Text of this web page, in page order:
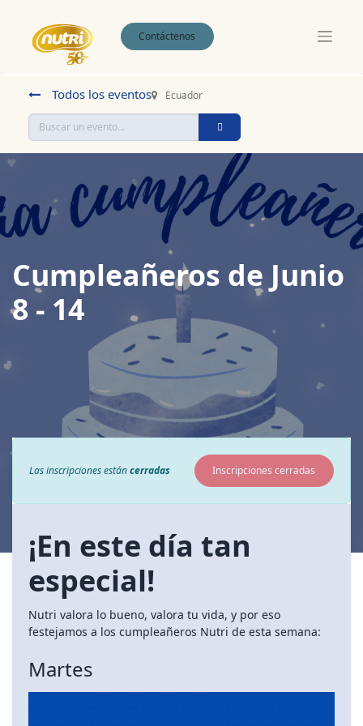
Contáctenos
Todos los eventos Ecuador
Cumpleañeros de Junio
8 - 14
Las inscripciones estáncerradas Inscripciones cerradas
¡En este día tan
especial!
Nutri valora lo bueno, valora tu vida, y por eso
festejamos a los cumpleañeros Nutri de esta semana:
Martes